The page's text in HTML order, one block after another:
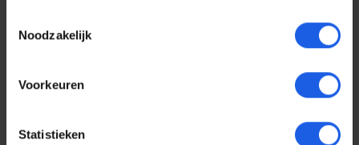
Noodzakelijk
Voorkeuren
Statistieken